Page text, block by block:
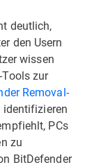
deutlich,
den Usern
wissen
zur
Removal-
identifizieren
PCs
zu
BitDefender